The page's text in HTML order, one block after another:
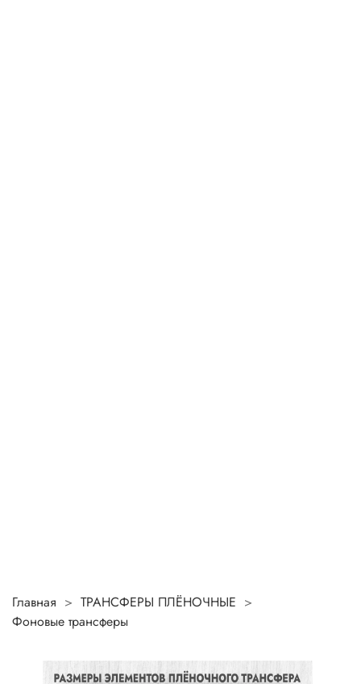
Главная
ТРАНСФЕРЫ ПЛЁНОЧНЫЕ
Фоновые трансферы